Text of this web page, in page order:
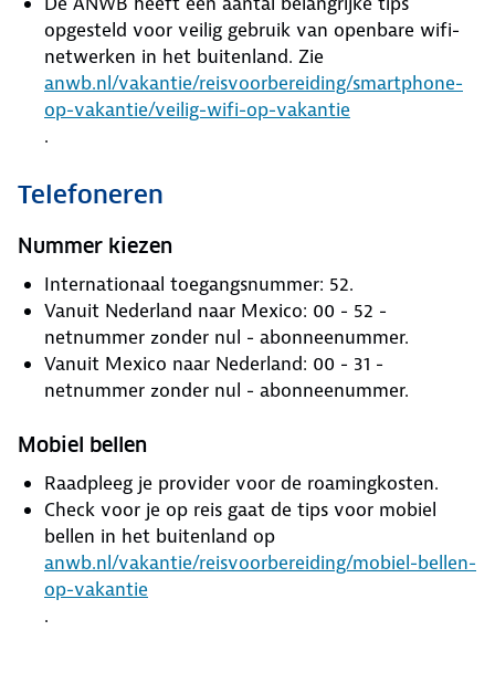
opgesteld voor veilig gebruik van openbare wifi-
netwerken in het buitenland. Zie
anwb.nl/vakantie/reisvoorbereiding/smartphone-
op-vakantie/veilig-wifi-op-vakantie
.
Telefoneren
Nummer kiezen
Internationaal toegangsnummer: 52.
Vanuit Nederland naar Mexico: 00 - 52 -
netnummer zonder nul - abonneenummer.
Vanuit Mexico naar Nederland: 00 - 31 -
netnummer zonder nul - abonneenummer.
Mobiel bellen
Raadpleeg je provider voor de roamingkosten.
Check voor je op reis gaat de tips voor mobiel
bellen in het buitenland op
anwb.nl/vakantie/reisvoorbereiding/mobiel-bellen-
op-vakantie
.